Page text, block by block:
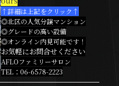
↑詳細は上記をクリック↑
◎北区の人気分譲マンション
◎グレードの高い設備
◎オンライン内見可能です！
お気軽にお問合せください
AFLOファミリーサロン
TEL：06-6578-2223